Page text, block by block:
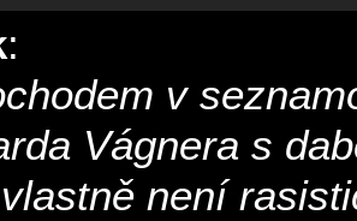
:
v
Vágnera s
není